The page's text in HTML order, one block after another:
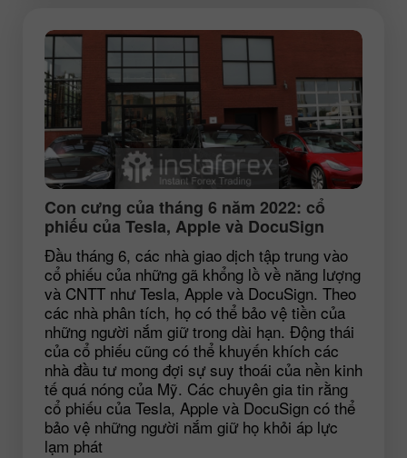
Con cưng của tháng 6 năm 2022: cổ
phiếu của Tesla, Apple và DocuSign
Đầu tháng 6, các nhà giao dịch tập trung vào
cổ phiếu của những gã khổng lồ về năng lượng
và CNTT như Tesla, Apple và DocuSign. Theo
các nhà phân tích, họ có thể bảo vệ tiền của
những người nắm giữ trong dài hạn. Động thái
của cổ phiếu cũng có thể khuyến khích các
nhà đầu tư mong đợi sự suy thoái của nền kinh
tế quá nóng của Mỹ. Các chuyên gia tin rằng
cổ phiếu của Tesla, Apple và DocuSign có thể
bảo vệ những người nắm giữ họ khỏi áp lực
lạm phát